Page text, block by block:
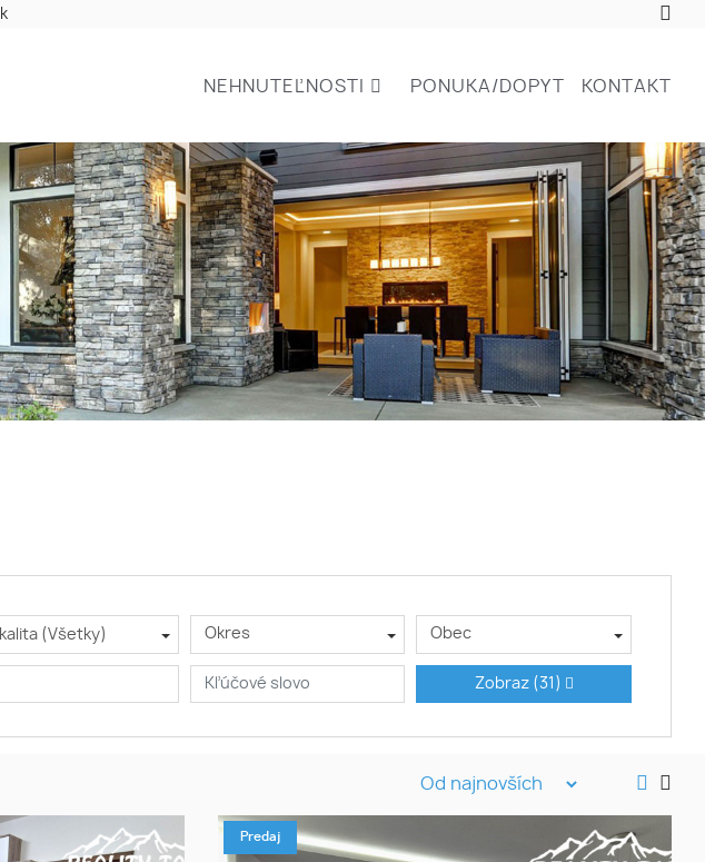
NEHNUTEĽNOSTI PONUKA/DOPYT KONTAKT
(Všetky) Okres Obec
Zobraz (31)
Predaj